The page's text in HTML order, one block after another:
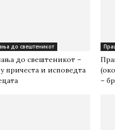
до свештеникот
до свештеникот –
причеста и исповедта
–